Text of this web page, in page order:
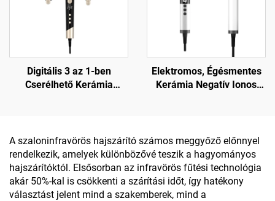
Digitális 3 az 1-ben
Cserélhető Kerámia
Elektromos, Égésmentes
Kerámia Negatív Ionos
A szaloninfravörös hajszárító számos meggyőző előnnyel
rendelkezik, amelyek különbözővé teszik a hagyományos
hajszárítóktól. Elsősorban az infravörös fűtési technológia
akár 50%-kal is csökkenti a szárítási időt, így hatékony
választást jelent mind a szakemberek, mind a